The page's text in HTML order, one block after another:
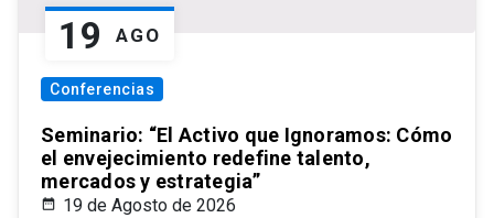
19 AGO
Conferencias
Seminario: “El Activo que Ignoramos: Cómo
el envejecimiento redefine talento,
mercados y estrategia”
19 de Agosto de 2026